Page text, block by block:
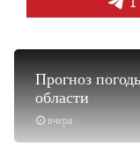
вчера
Прогноз
области